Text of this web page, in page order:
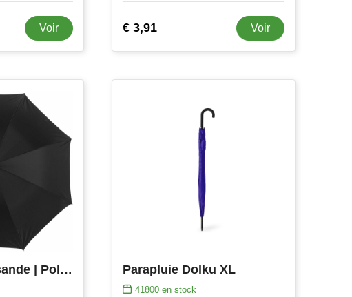
Voir € 3,91 Voir
Parapluie Melisande | Polyester 210T | Auto-ouverture | 23 pouces Parapluie Dolku XL
41800 en stock